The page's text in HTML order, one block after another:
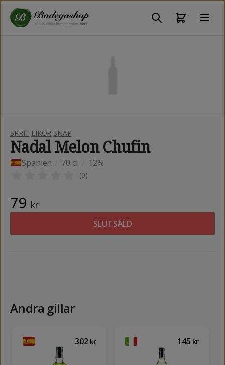
SPRIT,LIKÖR,SNAP
Nadal Melon Chufin
Spanien 70 cl 12%
(0)
79 kr
SLUTSÅLD
Andra gillar
302 kr 145 kr